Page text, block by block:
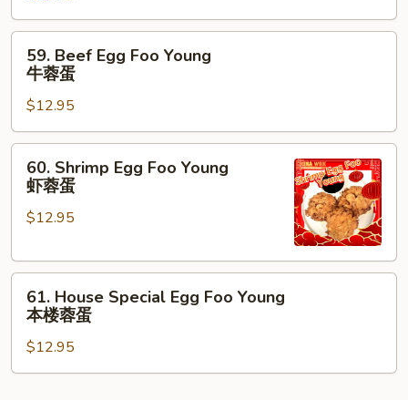
蛋
Young
鸡
59.
Beef
Egg
Foo
Young
牛
59. Beef Egg Foo Young
牛蓉蛋
$12.95
60.
Shrimp
Egg
Foo
虾
60. Shrimp Egg Foo Young
虾蓉蛋
$12.95
61.
House
Special
Egg
Foo
61. House Special Egg Foo Young
本楼蓉蛋
$12.95